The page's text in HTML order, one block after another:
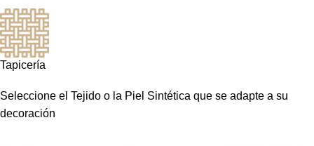
Tapicería
Seleccione el Tejido o la Piel Sintética que se adapte a su
decoración